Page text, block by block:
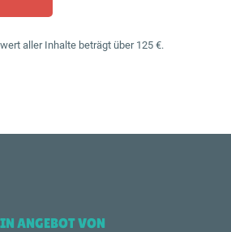
aller Inhalte beträgt über 125 €.
ANGEBOT VON